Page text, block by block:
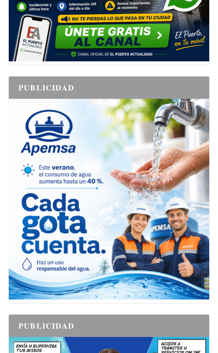
PUBLICIDAD
PUBLICIDAD